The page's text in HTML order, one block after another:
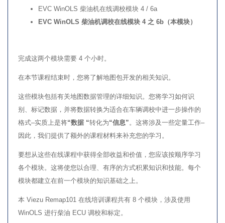
EVC WinOLS 柴油机在线调校模块 4 / 6a
EVC WinOLS 柴油机调校在线模块 4 之 6b（本模块）
完成这两个模块需要 4 个小时。
在本节课程结束时，您将了解地图包开发的相关知识。
这些模块包括有关地图数据管理的详细知识。您将学习如何识
别、标记数据，并将数据转换为适合在车辆调校中进一步操作的
格式–实质上是将“数据 “转化为“信息”。这将涉及一些定量工作–
因此，我们提供了额外的课程材料来补充您的学习。
要想从这些在线课程中获得全部收益和价值，您应该按顺序学习
各个模块。这将使您以合理、有序的方式积累知识和技能。每个
模块都建立在前一个模块的知识基础之上。
本 Viezu Remap101 在线培训课程共有 8 个模块，涉及使用
WinOLS 进行柴油 ECU 调校和标定。